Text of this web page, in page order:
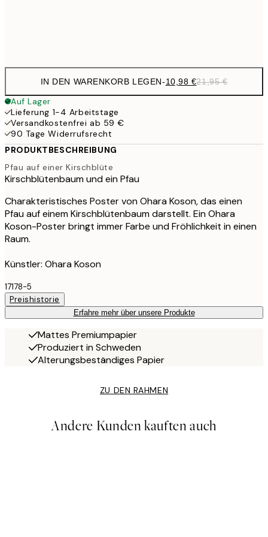
IN DEN WARENKORB LEGEN-10,98 €21,95 €
Auf Lager
Lieferung 1-4 Arbeitstage
Versandkostenfrei ab 59 €
90 Tage Widerrufsrecht
PRODUKTBESCHREIBUNG
Pfau auf einer Kirschblüte
Kirschblütenbaum und ein Pfau
Charakteristisches Poster von Ohara Koson, das einen
Pfau auf einem Kirschblütenbaum darstellt. Ein Ohara
Koson-Poster bringt immer Farbe und Fröhlichkeit in einen
Raum.
Künstler: Ohara Koson
17178-5
Preishistorie
Erfahre mehr über unsere Produkte
Mattes Premiumpapier
Produziert in Schweden
Alterungsbeständiges Papier
ZU DEN RAHMEN
Andere Kunden kauften auch